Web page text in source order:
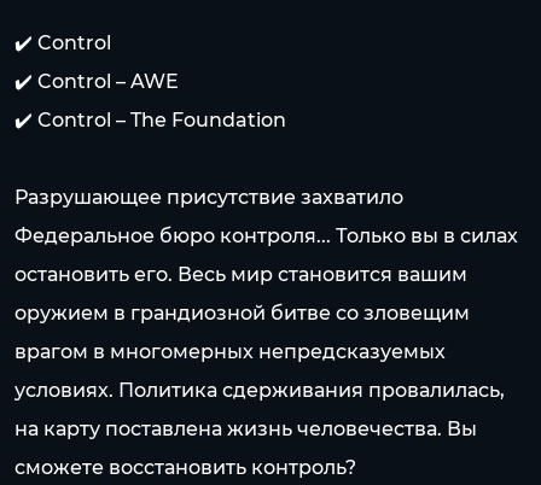
✔️ Control
✔️ Control – AWE
✔️ Control – The Foundation
Разрушающее присутствие захватило
Федеральное бюро контроля... Только вы в силах
остановить его. Весь мир становится вашим
оружием в грандиозной битве со зловещим
врагом в многомерных непредсказуемых
условиях. Политика сдерживания провалилась,
на карту поставлена жизнь человечества. Вы
сможете восстановить контроль?